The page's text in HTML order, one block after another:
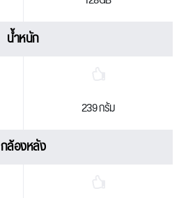
น้ำหนัก
239 กรัม
กล้องหลัง